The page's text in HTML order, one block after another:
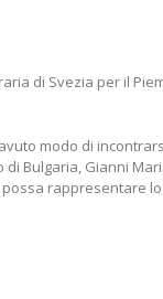
di Svezia per il
modo di
Bulgaria, Gianni
rappresentare